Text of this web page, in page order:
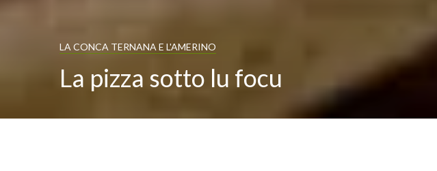
LA CONCA TERNANA E L'AMERINO
La pizza sotto lu focu